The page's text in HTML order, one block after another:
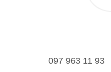
097 963 11 93